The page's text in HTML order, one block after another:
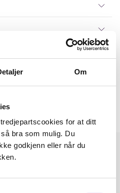
Om
for at ditt
bra som mulig. Du
godkjenn eller når du